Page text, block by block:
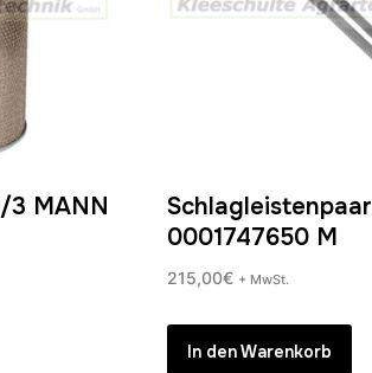
MANN
Schlagleistenpaar
0001747650 M
215,00€ + MwSt.
In den Warenkorb